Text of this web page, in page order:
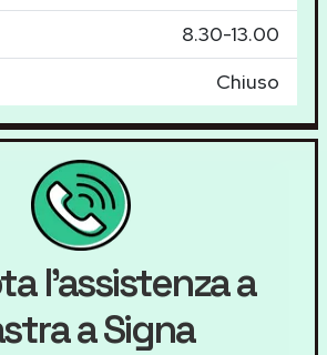
8.30-13.00
Chiuso
l'assistenza a
a Signa